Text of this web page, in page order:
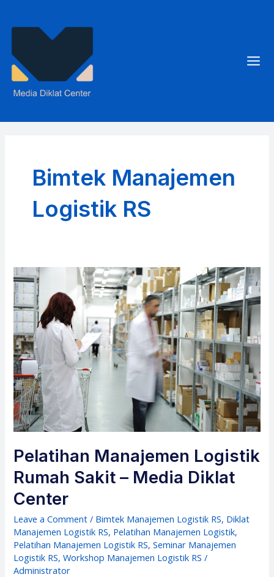
Bimtek Manajemen
Logistik RS
Pelatihan Manajemen Logistik
Rumah Sakit – Media Diklat
Center
Leave a Comment / Bimtek Manajemen Logistik RS, Diklat
Manajemen Logistik RS, Pelatihan Manajemen Logistik,
Pelatihan Manajemen Logistik RS,Seminar Manajemen
Logistik RS,Workshop Manajemen Logistik RS /
Administrator